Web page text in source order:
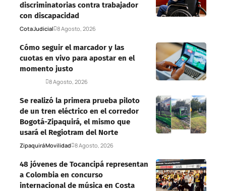
discriminatorias contra trabajador
con discapacidad
CotaJudicial 8 Agosto, 2026
Cómo seguir el marcador y las
cuotas en vivo para apostar en el
momento justo
8 Agosto, 2026
Se realizó la primera prueba piloto
de un tren eléctrico en el corredor
Bogotá-Zipaquirá, el mismo que
usará el Regiotram del Norte
ZipaquiráMovilidad 8 Agosto, 2026
48 jóvenes de Tocancipá representan
a Colombia en concurso
internacional de música en Costa